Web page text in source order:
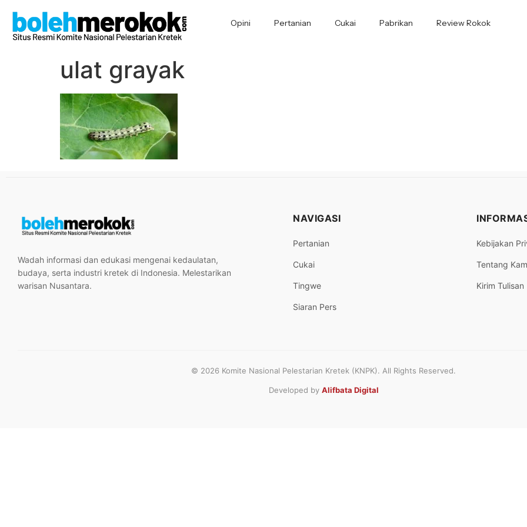
Opini Pertanian Cukai Pabrikan Review Rokok
ulat grayak
Wadah informasi dan edukasi mengenai kedaulatan,
budaya, serta industri kretek di Indonesia. Melestarikan
warisan Nusantara.
NAVIGASI
Pertanian
Cukai
Tingwe
Siaran Pers
Kebijakan
Tentang
Kirim Tulisan
© 2026 Komite Nasional Pelestarian Kretek (KNPK). All Rights Reserved.
Developed by Alifbata Digital